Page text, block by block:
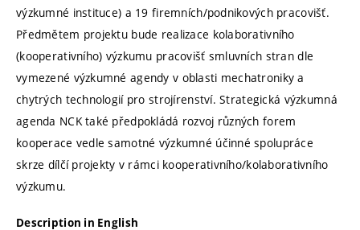
výzkumné instituce) a 19 firemních/podnikových pracovišť.
Předmětem projektu bude realizace kolaborativního
(kooperativního) výzkumu pracovišť smluvních stran dle
vymezené výzkumné agendy v oblasti mechatroniky a
chytrých technologií pro strojírenství. Strategická výzkumná
agenda NCK také předpokládá rozvoj různých forem
kooperace vedle samotné výzkumné účinné spolupráce
skrze dílčí projekty v rámci kooperativního/kolaborativního
výzkumu.
Description in English